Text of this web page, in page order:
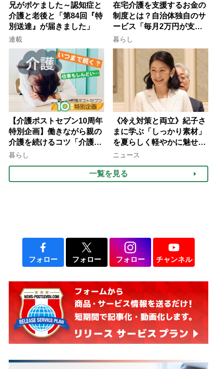
兄がボケました～認知症と
介護と老後と「第84回『特
別送達』が届きました」
連載
在宅介護を支援するお金の
制度とは？自治体独自のサ
ービス「毎月2万円が支給
される」ケースも【FP解
説】
暮らし
【介護ポストセブン10周年
特別企画】働きながら親の
介護を続けるコツ「介護は
10年以上続くことも…3つ
みよう」【社会福祉士解
説】
暮らし
《冷え対策と両立》紀子さ
まに学ぶ「しっかり素材」
を夏らしく軽やかに魅せる
3つの着こなし法則
ニュース
一覧を見る
フォロー フォロー フォロー チャンネル